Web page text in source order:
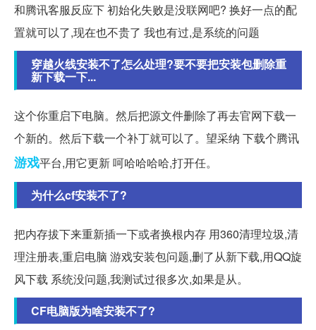
和腾讯客服反应下 初始化失败是没联网吧? 换好一点的配
置就可以了,现在也不贵了 我也有过,是系统的问题
穿越火线安装不了怎么处理?要不要把安装包删除重
新下载一下...
这个你重启下电脑。然后把源文件删除了再去官网下载一
个新的。然后下载一个补丁就可以了。望采纳 下载个腾讯
游戏平台,用它更新 呵哈哈哈哈,打开任。
为什么cf安装不了?
把内存拔下来重新插一下或者换根内存 用360清理垃圾,清
理注册表,重启电脑 游戏安装包问题,删了从新下载,用QQ旋
风下载 系统没问题,我测试过很多次,如果是从。
CF电脑版为啥安装不了?